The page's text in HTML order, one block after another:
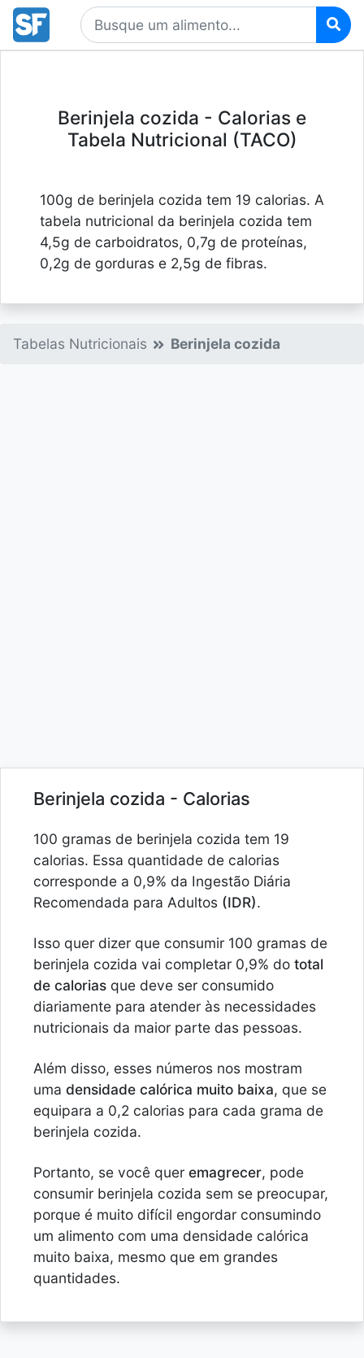
Berinjela cozida - Calorias e
Tabela Nutricional (TACO)
100g de berinjela cozida tem 19 calorias. A
tabela nutricional da berinjela cozida tem
4,5g de carboidratos, 0,7g de proteínas,
0,2g de gorduras e 2,5g de fibras.
Tabelas Nutricionais Berinjela cozida
Berinjela cozida - Calorias
100 gramas de berinjela cozida tem 19
calorias. Essa quantidade de calorias
corresponde a 0,9% da Ingestão Diária
Recomendada para Adultos (IDR).
Isso quer dizer que consumir 100 gramas de
berinjela cozida vai completar 0,9% do total
de calorias que deve ser consumido
diariamente para atender às necessidades
nutricionais da maior parte das pessoas.
Além disso, esses números nos mostram
uma densidade calórica muito baixa, que se
equipara a 0,2 calorias para cada grama de
berinjela cozida.
Portanto, se você quer emagrecer, pode
consumir berinjela cozida sem se preocupar,
porque é muito difícil engordar consumindo
um alimento com uma densidade calórica
muito baixa, mesmo que em grandes
quantidades.